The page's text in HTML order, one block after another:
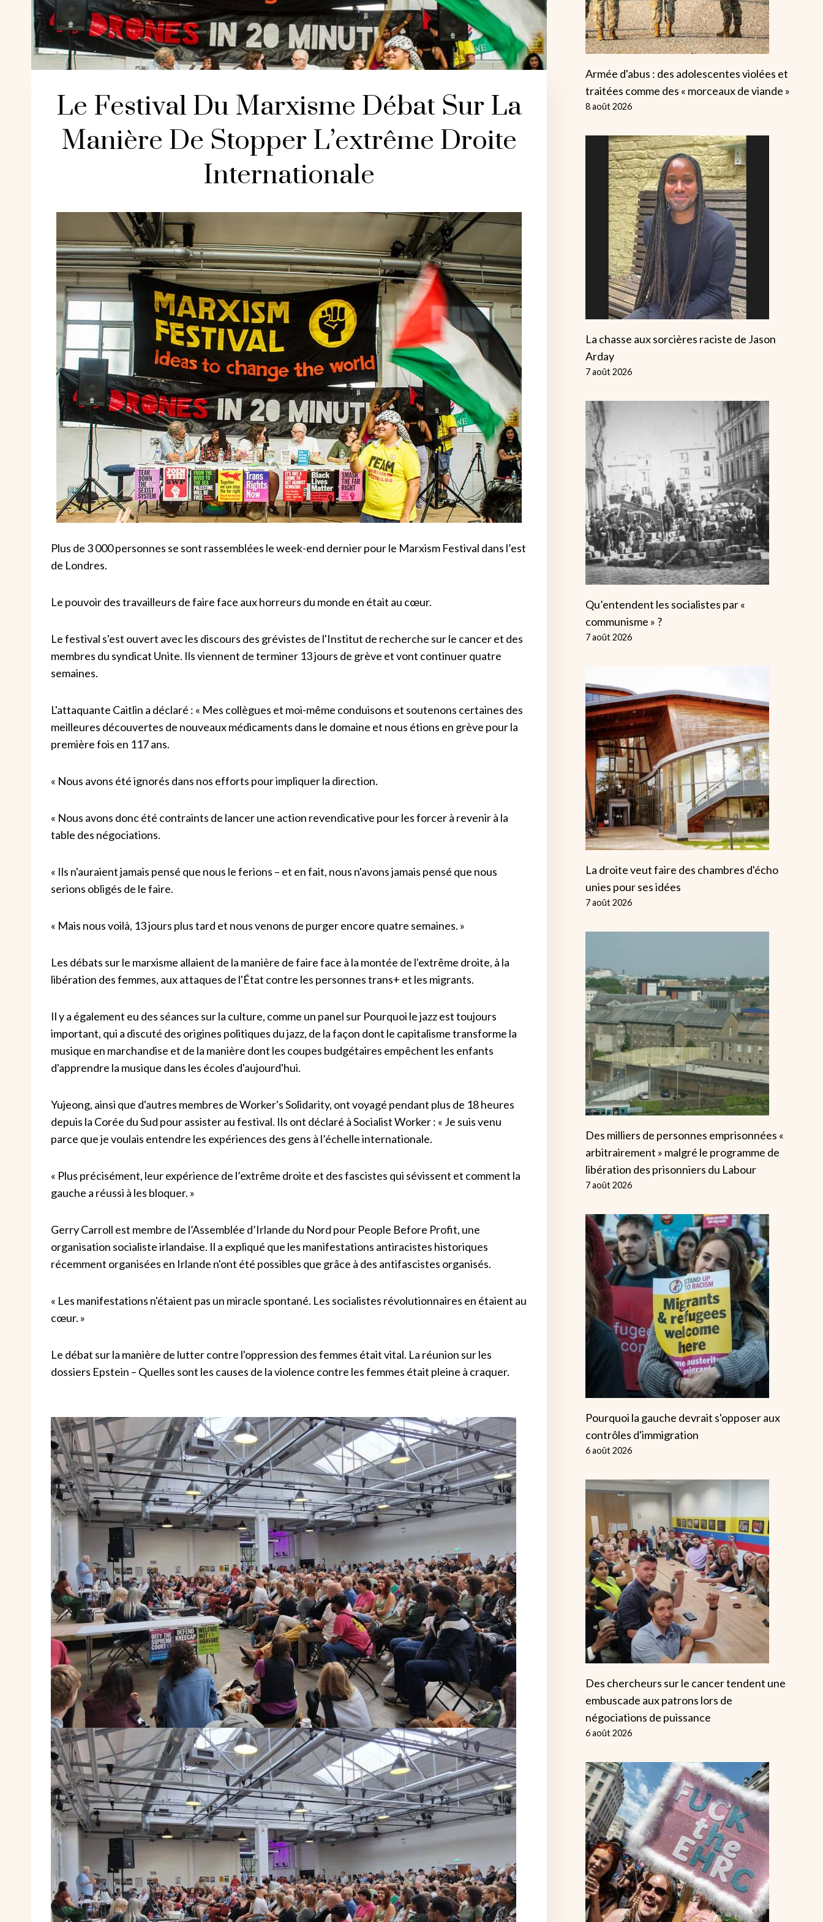
Le Festival Du Marxisme Débat Sur La
Manière De Stopper L’extrême Droite
Internationale
Plus de 3 000 personnes se sont rassemblées le week-end dernier pour le Marxism Festival dans l’est
de Londres.
Le pouvoir des travailleurs de faire face aux horreurs du monde en était au cœur.
Le festival s'est ouvert avec les discours des grévistes de l'Institut de recherche sur le cancer et des
membres du syndicat Unite. Ils viennent de terminer 13 jours de grève et vont continuer quatre
semaines.
L'attaquante Caitlin a déclaré : « Mes collègues et moi-même conduisons et soutenons certaines des
meilleures découvertes de nouveaux médicaments dans le domaine et nous étions en grève pour la
première fois en 117 ans.
« Nous avons été ignorés dans nos efforts pour impliquer la direction.
« Nous avons donc été contraints de lancer une action revendicative pour les forcer à revenir à la
table des négociations.
« Ils n'auraient jamais pensé que nous le ferions – et en fait, nous n'avons jamais pensé que nous
serions obligés de le faire.
« Mais nous voilà, 13 jours plus tard et nous venons de purger encore quatre semaines. »
Les débats sur le marxisme allaient de la manière de faire face à la montée de l'extrême droite, à la
libération des femmes, aux attaques de l'État contre les personnes trans+ et les migrants.
Il y a également eu des séances sur la culture, comme un panel sur Pourquoi le jazz est toujours
important, qui a discuté des origines politiques du jazz, de la façon dont le capitalisme transforme la
musique en marchandise et de la manière dont les coupes budgétaires empêchent les enfants
d'apprendre la musique dans les écoles d'aujourd'hui.
Yujeong, ainsi que d'autres membres de Worker's Solidarity, ont voyagé pendant plus de 18 heures
depuis la Corée du Sud pour assister au festival. Ils ont déclaré à Socialist Worker : « Je suis venu
parce que je voulais entendre les expériences des gens à l’échelle internationale.
« Plus précisément, leur expérience de l’extrême droite et des fascistes qui sévissent et comment la
gauche a réussi à les bloquer. »
Gerry Carroll est membre de l’Assemblée d’Irlande du Nord pour People Before Profit, une
organisation socialiste irlandaise. Il a expliqué que les manifestations antiracistes historiques
récemment organisées en Irlande n'ont été possibles que grâce à des antifascistes organisés.
« Les manifestations n'étaient pas un miracle spontané. Les socialistes révolutionnaires en étaient au
cœur. »
Le débat sur la manière de lutter contre l'oppression des femmes était vital. La réunion sur les
dossiers Epstein – Quelles sont les causes de la violence contre les femmes était pleine à craquer.
Armée d'abus : des adolescentes violées et
traitées comme des « morceaux de viande »
8 août 2026
La chasse aux sorcières raciste de Jason
Arday
7 août 2026
Qu’entendent les socialistes par «
communisme » ?
7 août 2026
La droite veut faire des chambres d'écho
unies pour ses idées
7 août 2026
Des milliers de personnes emprisonnées «
arbitrairement » malgré le programme de
libération des prisonniers du Labour
7 août 2026
Pourquoi la gauche devrait s'opposer aux
contrôles d'immigration
6 août 2026
Des chercheurs sur le cancer tendent une
embuscade aux patrons lors de
négociations de puissance
6 août 2026